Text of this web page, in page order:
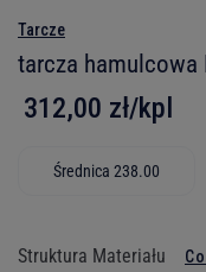
Tarcze
tarcza hamulcowa
312,00 zł/kpl
Średnica 238.00
Struktura Materiału